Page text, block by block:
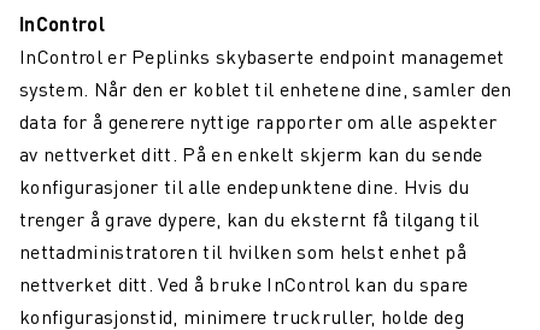
InControl
InControl er Peplinks skybaserte endpoint managemet
system. Når den er koblet til enhetene dine, samler den
data for å generere nyttige rapporter om alle aspekter
av nettverket ditt. På en enkelt skjerm kan du sende
konfigurasjoner til alle endepunktene dine. Hvis du
trenger å grave dypere, kan du eksternt få tilgang til
nettadministratoren til hvilken som helst enhet på
nettverket ditt. Ved å bruke InControl kan du spare
konfigurasjonstid, minimere truckruller, holde deg